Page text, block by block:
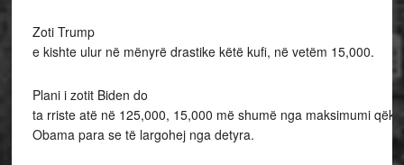
Zoti Trump
e kishte ulur në mënyrë drastike këtë kufi, në vetëm 15,000.
Plani i zotit Biden do
ta rriste atë në 125,000, 15,000 më shumë nga maksimumi
Obama para se të largohej nga detyra.